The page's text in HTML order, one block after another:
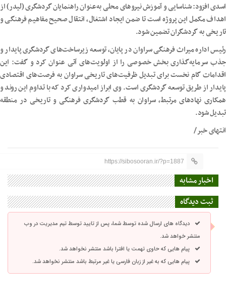
اسدی افزود: شناسایی و آموزش نیروهای محلی به‌عنوان راهنمایان گردشگری (لیدر) از
اهداف مکمل این پروژه است تا ضمن ایجاد اشتغال، انتقال صحیح مفاهیم فرهنگی و
تاریخی به گردشگران تضمین شود.
رئیس اداره میراث فرهنگی سراوان در پایان، توسعه زیرساخت‌های گردشگری پایدار و
جذب سرمایه‌گذاری بخش خصوصی را از اولویت‌های آتی عنوان کرد و گفت: این
اقدامات گام نخست برای تبدیل ظرفیت‌های تاریخی سراوان به فرصت‌های اقتصادی
پایدار از طریق توسعه گردشگری است. وی ابراز امیدواری کرد که با تداوم این روند و
همکاری نهادهای مرتبط، سراوان به قطب گردشگری فرهنگی و تاریخی در منطقه
تبدیل شود.
انتهای خبر/
https://sibosooran.ir/?p=1887
اخبار مشابه
ثبت دیدگاه
دیدگاه های ارسال شده توسط شما، پس از تایید توسط تیم مدیریت در وب
منتشر خواهد شد.
پیام هایی که حاوی تهمت یا افترا باشد منتشر نخواهد شد.
پیام هایی که به غیر از زبان فارسی یا غیر مرتبط باشد منتشر نخواهد شد.